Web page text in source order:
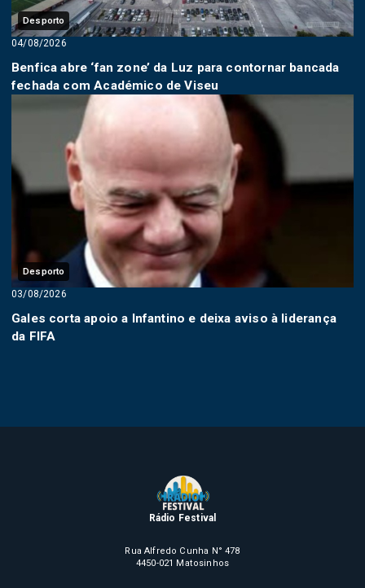
Desporto
04/08/2026
Benfica abre ‘fan zone’ da Luz para contornar bancada
fechada com Académico de Viseu
Desporto
03/08/2026
Gales corta apoio a Infantino e deixa aviso à liderança
da FIFA
Rádio Festival
Rua Alfredo Cunha N° 478
4450-021 Matosinhos